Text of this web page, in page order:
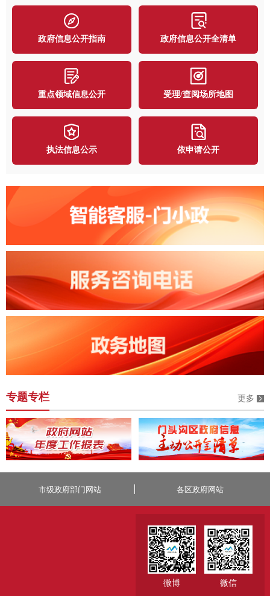
政府信息公开指南 政府信息公开全清单
重点领域信息公开 受理/查阅场所地图
执法信息公示 依申请公开
专题专栏 更多
市级政府部门网站 各区政府网站
微博 微信